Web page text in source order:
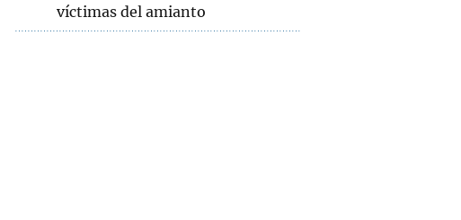
víctimas del amianto